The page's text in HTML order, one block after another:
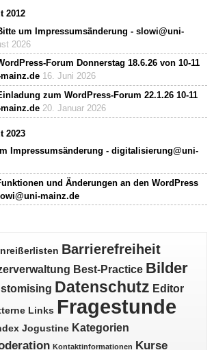
2012
um Impressumsänderung - slowi@uni-
2026
Forum Donnerstag 18.6.26 von 10-11
16. Juni 2026
zum WordPress-Forum 22.1.26 10-11
20. Januar 2026
2023
Impressumsänderung - digitalisierung@uni-
und Änderungen an den WordPress
mainz.de
Barrierefreiheit
Best-Practice Bilder
Datenschutz Editor
Links Fragestunde
Jogustine Kategorien
Kontaktinformationen Kurse